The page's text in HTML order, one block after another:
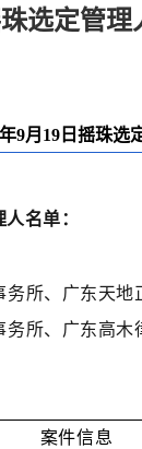
珠选定管
9月19日摇珠选
名单：
务所、广东天地
务所、广东高
案件信息